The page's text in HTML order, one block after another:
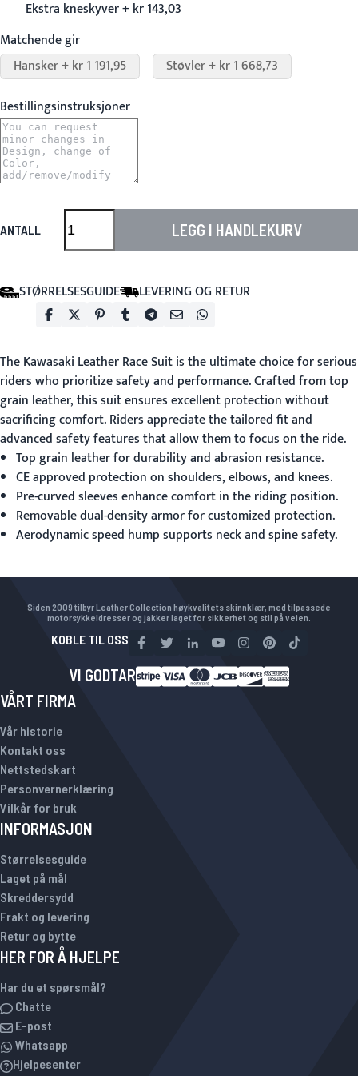
Ekstra kneskyver + kr 143,03
Matchende gir
Hansker + kr 1 191,95
Støvler + kr 1 668,73
Bestillingsinstruksjoner
ANTALL LEGG I HANDLEKURV
STØRRELSESGUIDE LEVERING OG RETUR
TheKawasaki Leather Race Suitis the ultimate choice for serious
riders who prioritize safety and performance. Crafted from top
grain leather, this suit ensures excellent protection without
sacrificing comfort. Riders appreciate the tailored fit and
advanced safety features that allow them to focus on the ride.
Top grain leather for durability and abrasion resistance.
CE approved protection on shoulders, elbows, and knees.
Pre-curved sleeves enhance comfort in the riding position.
Removable dual-density armor for customized protection.
Aerodynamic speed hump supports neck and spine safety.
Siden 2009 tilbyr Leather Collection høykvalitets skinnklær, med tilpassede
motorsykkeldresser og jakker laget for sikkerhet og stil på veien.
KOBLE TIL OSS
VI GODTAR
VÅRT FIRMA
Vår historie
Kontakt oss
Nettstedskart
Personvernerklæring
Vilkår for bruk
INFORMASJON
Størrelsesguide
Laget på mål
Skreddersydd
Frakt og levering
Retur og bytte
HER FOR Å HJELPE
Har du et spørsmål?
Chatte
E-post
Whatsapp
Hjelpesenter